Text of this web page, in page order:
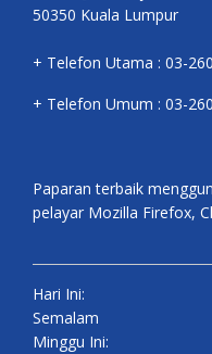
50350 Kuala Lumpur
+ Telefon Utama : 03-
+ Telefon Umum : 03-
Paparan terbaik
pelayar Mozilla Firefox,
Hari Ini:
Semalam
Minggu Ini: